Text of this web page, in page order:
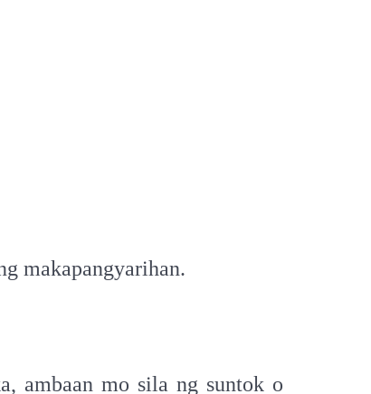
makapangyarihan.
ambaan mo sila ng suntok o